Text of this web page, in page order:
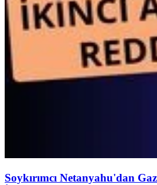
Soykırımcı Netanyahu'dan